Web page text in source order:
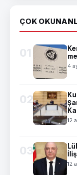
ÇOK
01
4
02
12
03
12